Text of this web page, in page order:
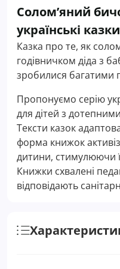
Солом’яний
українські казки
Казка про те, як
годівничком діда з
зробилися багатими
Пропонуємо серію
для дітей з
Тексти казок
форма книжок
дитини, стимулюючи
Книжки схвалені
відповідають